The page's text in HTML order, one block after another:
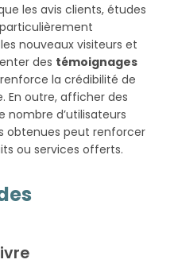
les avis clients, études
nouveaux visiteurs et
des témoignages
la crédibilité de
En outre, afficher des
d’utilisateurs
obtenues peut renforcer
ou services offerts.